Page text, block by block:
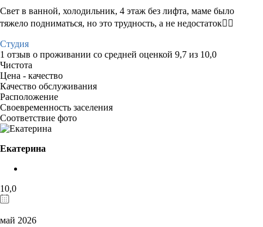
Свет в ванной, холодильник, 4 этаж без лифта, маме было
тяжело подниматься, но это трудность, а не недостаток🤷‍♀️
Студия
1 отзыв о проживании со средней оценкой 9,7 из 10,0
Чистота
Цена - качество
Качество обслуживания
Расположение
Своевременность заселения
Соответствие фото
Екатерина
10,0
май 2026